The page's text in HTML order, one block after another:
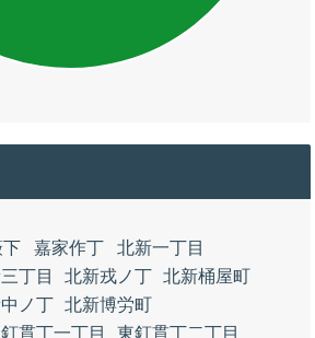
下 嘉家作丁
北新一丁目
丁目 北新戎ノ丁 北新桶屋町
ノ丁 北新博労町
貫丁一丁目
東釘貫丁二丁目